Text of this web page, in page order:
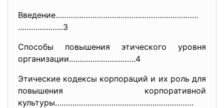
Введение…………………………………………………………
………………...3
Способы повышения этического уровня
организации..…………..……………4
Этические кодексы корпораций и их роль для
повышения корпоративной
культуры…………………………………….…………………